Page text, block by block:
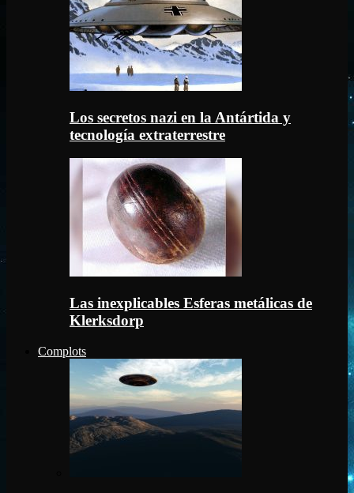
Los secretos nazi en la Antártida y
tecnología extraterrestre
Las inexplicables Esferas metálicas de
Klerksdorp
Complots